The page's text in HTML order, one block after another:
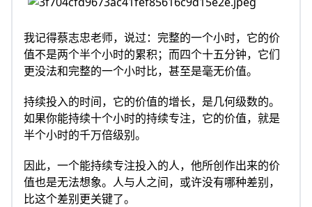
我记得蔡志忠老师，说过：完整的一个小时，它的价
值不是两个半个小时的累积；而四个十五分钟，它们
更没法和完整的一个小时比，甚至是毫无价值。
持续投入的时间，它的价值的增长，是几何级数的。
如果你能持续十个小时的持续专注，它的价值，就是
半个小时的千万倍级别。
因此，一个能持续专注投入的人，他所创作出来的价
值也是无法想象。人与人之间，或许没有哪种差别，
比这个差别更关键了。